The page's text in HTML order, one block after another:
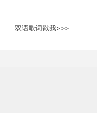
双语歌词戳我>>>